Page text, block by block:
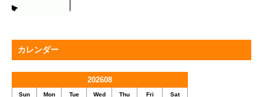
カレンダー
202608
Sun Mon Tue Wed Thu Fri Sat